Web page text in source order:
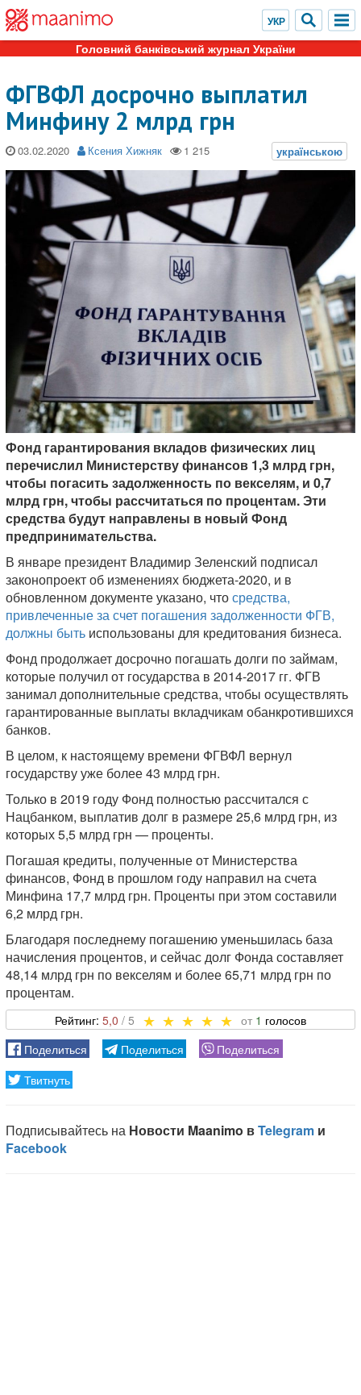
Головний банківський журнал України
ФГВФЛ досрочно выплатил
Минфину 2 млрд грн
03.02.2020 Ксения Хижняк
Фонд гарантирования вкладов физических лиц
перечислил Министерству финансов 1,3 млрд грн,
чтобы погасить задолженность по векселям, и 0,7
млрд грн, чтобы рассчитаться по процентам. Эти
средства будут направлены в новый Фонд
предпринимательства.
В январе президент Владимир Зеленский подписал
законопроект об изменениях бюджета-2020, и в
обновленном документе указано, чтосредства,
привлеченные за счет погашения задолженности ФГВ,
должны быть использованы для кредитования бизнеса.
Фонд продолжает досрочно погашать долги по займам,
которые получил от государства в 2014-2017 гг. ФГВ
занимал дополнительные средства, чтобы осуществлять
гарантированные выплаты вкладчикам обанкротившихся
банков.
В целом, к настоящему времени ФГВФЛ вернул
государству уже более 43 млрд грн.
Только в 2019 году Фонд полностью рассчитался с
Нацбанком, выплатив долг в размере 25,6 млрд грн, из
которых 5,5 млрд грн — проценты.
Погашая кредиты, полученные от Министерства
финансов, Фонд в прошлом году направил на счета
Минфина 17,7 млрд грн. Проценты при этом составили
6,2 млрд грн.
Благодаря последнему погашению уменьшилась база
начисления процентов, и сейчас долг Фонда составляет
48,14 млрд грн по векселям и более 65,71 млрд грн по
процентам.
5,0 1